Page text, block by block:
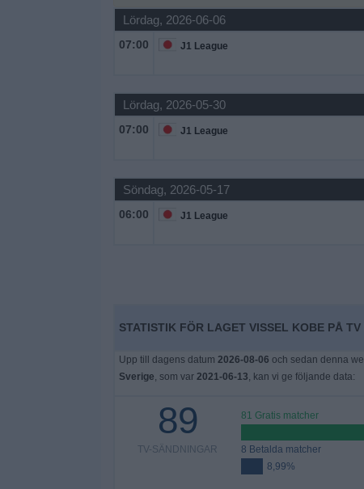
Lördag, 2026-06-06
07:00 J1 League
Lördag, 2026-05-30
07:00 J1 League
Söndag, 2026-05-17
06:00 J1 League
STATISTIK FÖR LAGET VISSEL KOBE PÅ TV
Upp till dagens datum 2026-08-06 och sedan denna
Sverige, som var 2021-06-13, kan vi ge följande data:
89
TV-SÄNDNINGAR
81 Gratis matcher
8 Betalda matcher
8,99%